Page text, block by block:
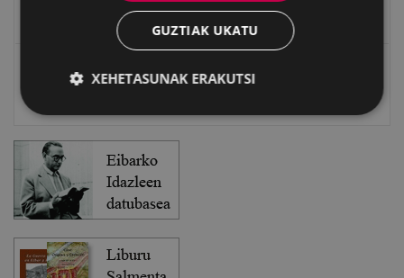
Eibarko Fonoteka
GUZTIAK UKATU
XEHETASUNAK ERAKUTSI